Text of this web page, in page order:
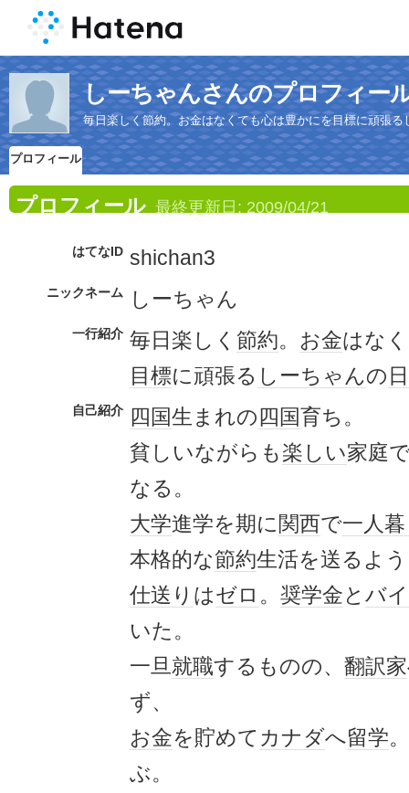
しーちゃんさんのプロフィー
毎日楽しく節約。お金はなくても心は豊かにを目標に頑張る
プロフィール
プロフィール 最終更新日: 2009/04/21
はてなID shichan3
ニックネーム しーちゃん
一行紹介 毎日楽しく 節約。 お金はな
目標に頑張る しーちゃんの
自己紹介 四国生まれの 四国育ち。
貧しいながらも楽しい家庭
なる。
大学進学を期に関西で一人
本格的な節約生活を送るよ
仕送り はゼロ 。 奨学金と バ
いた。
一旦就職するものの、 翻訳家
ず、
お金を貯めて カナダへ留学。
ぶ。